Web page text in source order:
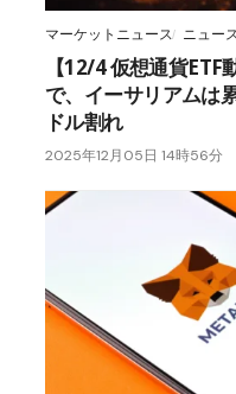
マーケットニュース ニュー
【12/4 仮想通貨ETF
で、イーサリアムは
ドル割れ
2025年12月05日 14時56分